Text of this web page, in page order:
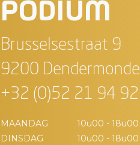
PODIUM
Brusselsestraat 9
9200 Dendermonde
+32 (0)52 21 94 92
MAANDAG
10u00 - 18u00
DINSDAG
10u00 - 18u00